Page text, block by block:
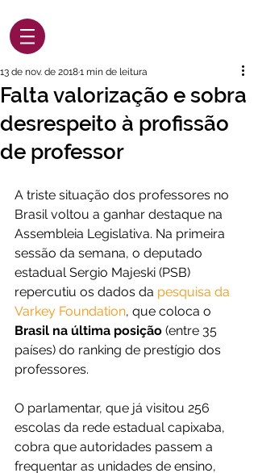
Falta valorização e sobra
desrespeito à profissão
de professor
13 de nov. de 20181 min de leitura
A triste situação dos professores no
Brasil voltou a ganhar destaque na
Assembleia Legislativa. Na primeira
sessão da semana, o deputado
estadual Sergio Majeski (PSB)
repercutiu os dados da pesquisa da
Varkey Foundation, que coloca o
Brasil na última posição (entre 35
países) do ranking de prestígio dos
professores.
O parlamentar, que já visitou 256
escolas da rede estadual capixaba,
cobra que autoridades passem a
frequentar as unidades de ensino,